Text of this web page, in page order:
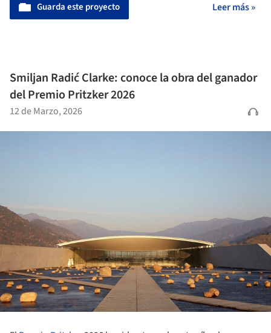
Guarda este proyecto Leer más »
Smiljan Radić Clarke: conoce la obra del ganador
del Premio Pritzker 2026
12 de Marzo, 2026